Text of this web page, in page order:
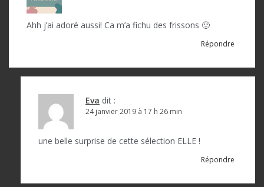
Ahh j’ai adoré aussi! Ca m’a fichu des frissons 🙂
Répondre
Eva dit :
24 janvier 2019 à 17 h 26 min
une belle surprise de cette sélection ELLE !
Répondre